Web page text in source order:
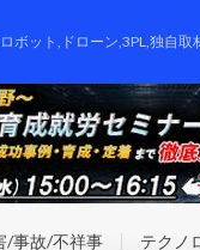
ボット,ドローン,3PL,独自
/事故/不祥事 テクノ